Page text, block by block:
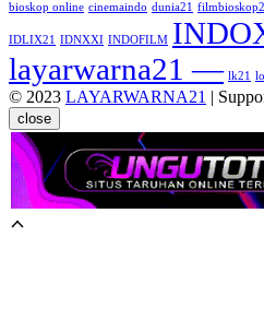
bioskop online cinemaindo dunia21
IDLIX21 IDNXXI INDOFILM
layarwarna21 — lk21
© 2023 LAYARWARNA21 |
close